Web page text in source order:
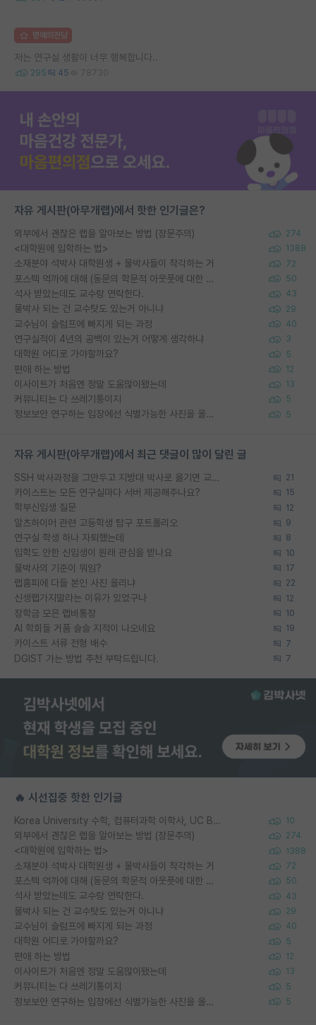
명예의전당
저는 연구실 생활이 너무 행복합니다..
295 45 78730
자유 게시판(아무개랩)에서 핫한 인기글은?
외부에서 괜찮은 랩을 알아보는 방법 (장문주의) 274
<대학원에 입학하는 법> 1388
소재분야 석박사 대학원생 + 물박사들이 착각하는 거 72
포스텍 억까에 대해 (동문의 학문적 아웃풋에 대한 반박) 50
석사 받았는데도 교수랑 연락한다. 43
물박사 되는 건 교수탓도 있는거 아니냐 29
교수님이 슬럼프에 빠지게 되는 과정 40
연구실적이 4년의 공백이 있는거 어떻게 생각하냐 3
대학원 어디로 가야할까요? 5
편애 하는 방법 12
이사이트가 처음엔 정말 도움많이됐는데 13
커뮤니티는 다 쓰레기통이지 5
정보보안 연구하는 입장에선 식별가능한 사진을 올리는건 비추이긴함 5
자유 게시판(아무개랩)에서 최근 댓글이 많이 달린 글
SSH 박사과정을 그만두고 지방대 박사로 옮기면 교수의 꿈은 끝일까요? 21
카이스트는 모든 연구실마다 서버 제공해주나요? 15
학부신입생 질문 12
알츠하이머 관련 고등학생 탐구 포트폴리오 9
연구실 학생 하나 자퇴했는데 8
입학도 안한 신입생이 원래 관심을 받나요 10
물박사의 기준이 뭐임? 17
랩홈피에 다들 본인 사진 올리냐 22
신생랩가지말라는 이유가 있었구나 12
장학금 모은 랩비통장 10
AI 학회들 거품 슬슬 지적이 나오네요 19
카이스트 서류 전형 배수 7
DGIST 가는 방법 추천 부탁드립니다. 7
🔥 시선집중 핫한 인기글
Korea University 수학, 컴퓨터과학 이학사, UC Berkeley 산업공학 대학원 공학박사가 되는 것은 쉽지 않겠죠? 10
외부에서 괜찮은 랩을 알아보는 방법 (장문주의) 274
<대학원에 입학하는 법> 1388
소재분야 석박사 대학원생 + 물박사들이 착각하는 거 72
포스텍 억까에 대해 (동문의 학문적 아웃풋에 대한 반박) 50
석사 받았는데도 교수랑 연락한다. 43
물박사 되는 건 교수탓도 있는거 아니냐 29
교수님이 슬럼프에 빠지게 되는 과정 40
대학원 어디로 가야할까요? 5
편애 하는 방법 12
이사이트가 처음엔 정말 도움많이됐는데 13
커뮤니티는 다 쓰레기통이지 5
정보보안 연구하는 입장에선 식별가능한 사진을 올리는건 비추이긴함 5